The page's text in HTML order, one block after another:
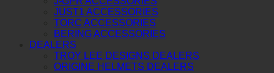
JUST1 ACCESSORIES
TORC ACCESSORIES
BERING ACCESSORIES
DEALERS
TROY LEE DESIGNS DEALERS
ORIGINE HELMETS DEALERS